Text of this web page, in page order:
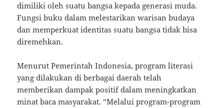
dimiliki oleh suatu bangsa kepada generasi muda.
Fungsi buku dalam melestarikan warisan budaya
dan memperkuat identitas suatu bangsa tidak bisa
diremehkan.
Menurut Pemerintah Indonesia, program literasi
yang dilakukan di berbagai daerah telah
memberikan dampak positif dalam meningkatkan
minat baca masyarakat. “Melalui program-program